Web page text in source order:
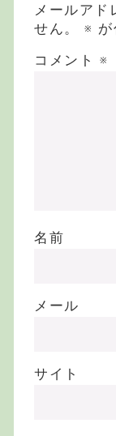
メールアド
せん。
※
コメント ※
名前
メール
サイト